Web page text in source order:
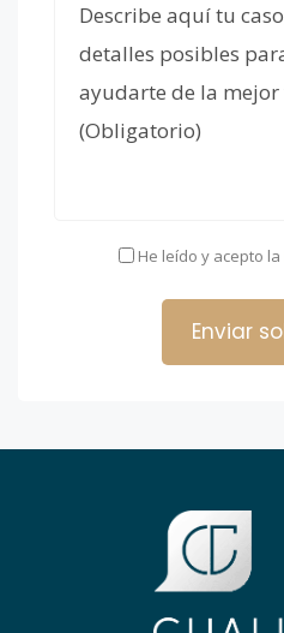
He leído y acepto la